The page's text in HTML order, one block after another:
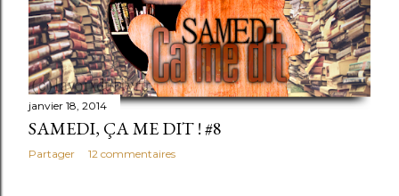
janvier 18, 2014
SAMEDI, ÇA ME DIT ! #8
Partager 12 commentaires